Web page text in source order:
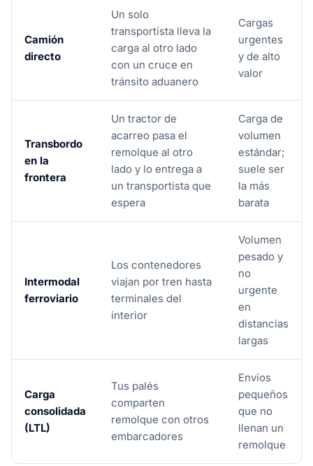
Camión
directo
Un solo
transportista lleva la
carga al otro lado
con un cruce en
tránsito aduanero
Cargas
urgentes
y de alto
valor
Transbordo
en la
frontera
Un tractor de
acarreo pasa el
remolque al otro
lado y lo entrega a
un transportista que
espera
Carga de
volumen
estándar;
suele ser
la más
barata
Intermodal
ferroviario
Los contenedores
viajan por tren hasta
terminales del
interior
Volumen
pesado y
no
urgente
en
distancias
largas
Carga
consolidada
(LTL)
Tus palés
comparten
remolque con otros
embarcadores
Envíos
pequeños
que no
llenan un
remolque